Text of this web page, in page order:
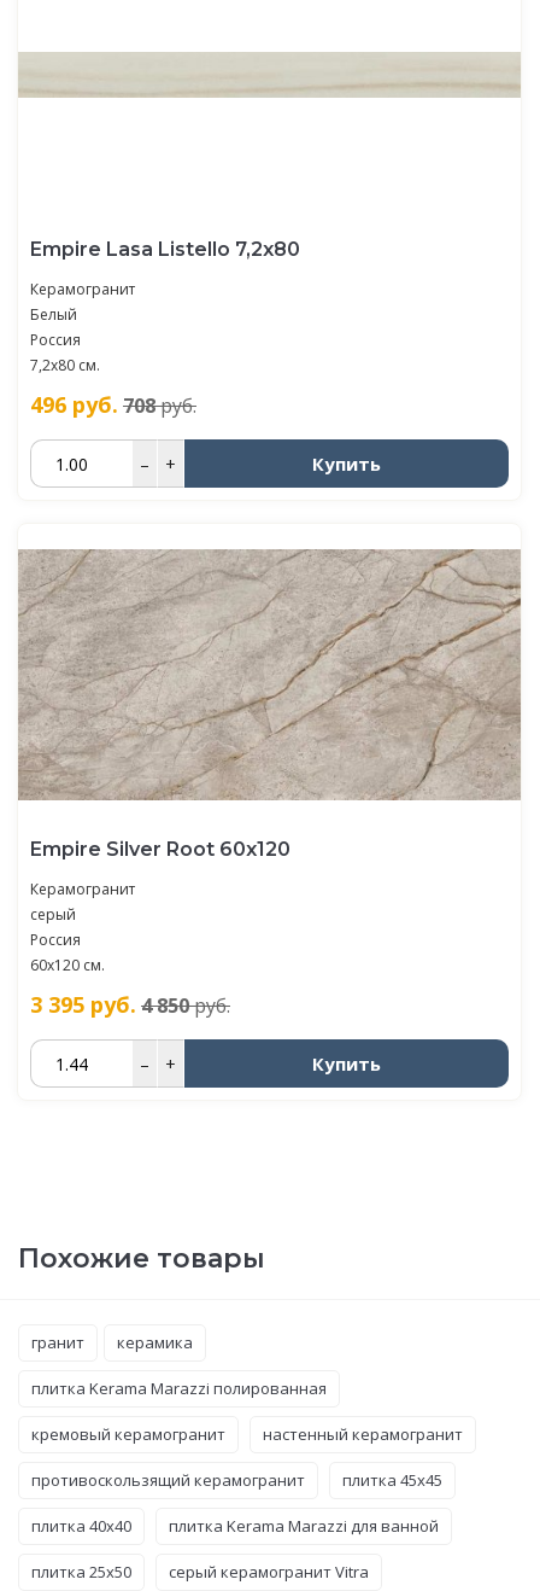
Empire Lasa Listello 7,2x80
Керамогранит
Белый
Россия
7,2x80 см.
496 руб. 708руб.
– + Купить
Empire Silver Root 60x120
Керамогранит
серый
Россия
60x120 см.
3 395 руб. 4 850руб.
– + Купить
Похожие товары
гранит керамика
плитка Kerama Marazzi полированная
кремовый керамогранит настенный керамогранит
противоскользящий керамогранит плитка 45x45
плитка 40x40 плитка Kerama Marazzi для ванной
плитка 25x50 серый керамогранит Vitra